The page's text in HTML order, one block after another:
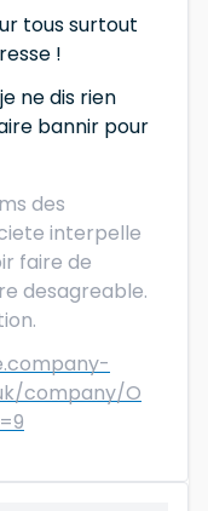
tous surtout
!
ne dis rien
bannir pour
des
interpelle
faire de
desagreable.
company/O